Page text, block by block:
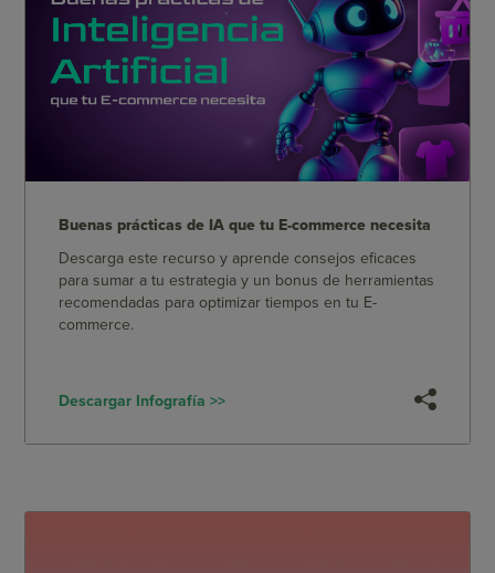
Buenas prácticas de IA que tu E-commerce necesita
Descarga este recurso y aprende consejos eficaces
para sumar a tu estrategia y un bonus de herramientas
recomendadas para optimizar tiempos en tu E-
commerce.
Descargar Infografía >>